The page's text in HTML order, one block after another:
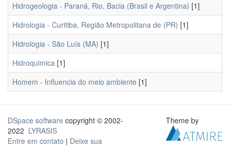
Hidrogeologia - Paraná, Rio, Bacia (Brasil e Argentina) [1]
Hidrologia - Curitiba, Região Metropolitana de (PR) [1]
Hidrologia - São Luís (MA) [1]
Hidroquimica [1]
Homem - Influencia do meio ambiente [1]
DSpace software copyright © 2002-
2022 LYRASIS
Entre em contato | Deixe sua
Theme by